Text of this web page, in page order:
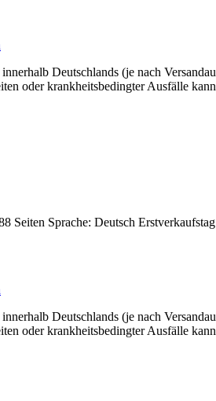
Deutschlands (je nach
oder krankheitsbedingter Ausfälle
Seiten Sprache: Deutsch
Deutschlands (je nach
oder krankheitsbedingter Ausfälle